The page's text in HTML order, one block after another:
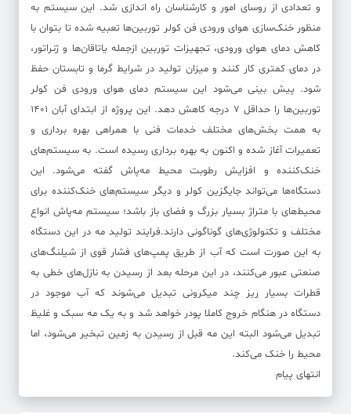
و تعدادی از روسای امور و کارشناسان راه اندازی شد. این سیستم به
منظور خنک‌سازی هوای ورودی فن کولر توربین‌ها تعبیه شده تا بتوان با
کاهش دمای هوای ورودی، تجهیزات توربین ازجمله یاتاقان‌ها و ژنراتور،
در دمای کمتری کار کنند و میزان تولید در شرایط گرما و تابستان حفظ
شود. پیش بینی می‌شود این سیستم دمای هوای ورودی فن کولر
توربین‌ها را حداقل ۷ درجه کاهش دهد. این پروژه از ابتدای آبان ۱۴۰۱
به همت بخش‌های مختلف خدمات فنی با همراهی بهره برداری و
تعمیرات آغاز شده و اکنون به بهره برداری رسیده است. به سیستم‌های
خنک‌کننده و افزایش رطوبت محیط مه‌پاش گفته می‌شود. این
دستگاه‌ها می‌تواند جایگزین کولر و دیگر سیستم‌های خنک‌کننده برای
محیط‌های با متراژ بسیار بزرگ و فضای باز باشد؛ سیستم مه‌پاش انواع
مختلف و تکنولوژی‌های گوناگونی دارند.فرایند تولید مه در این دستگاه
به این صورت است که آب از طریق پمپ‌های فشار قوی از شیلنگ‌های
صنعتی عبور می‌کنند، در این مرحله بعد از رسیدن به نازل‌های خطی به
قطرات بسیار ریز چند میکرونی تبدیل می‌شوند که آب موجود در
دستگاه در هنگام خروج کاملا پودر خواهد شد و به یک مه سبک و غلیظ
تبدیل می‌شود البته این مه قبل از رسیدن به زمین تبخیر می‌شود، اما
محیط را خنک می‌کند.
انتهای پیام